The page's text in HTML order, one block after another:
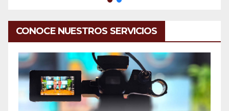
CONOCE NUESTROS SERVICIOS